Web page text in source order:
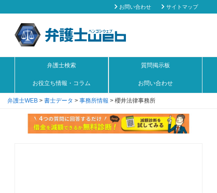
お問い合わせ サイトマップ
弁護士検索 質問掲示板
お役立ち情報・コラム お問い合わせ
弁護士WEB > 書士データ > 事務所情報 > 櫻井法律事務所